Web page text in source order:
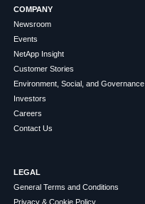
COMPANY
Newsroom
Events
NetApp Insight
Customer Stories
Environment, Social, and Governance
Investors
Careers
Contact Us
LEGAL
General Terms and Conditions
Privacy & Cookie Policy